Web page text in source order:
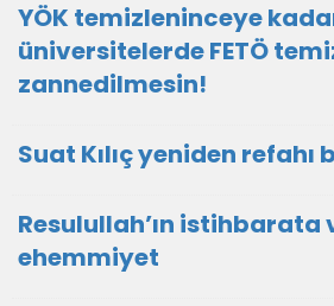
YÖK temizleninceye
üniversitelerde FETÖ
zannedilmesin!
Suat Kılıç yeniden
Resulullah’ın istihbarata
ehemmiyet